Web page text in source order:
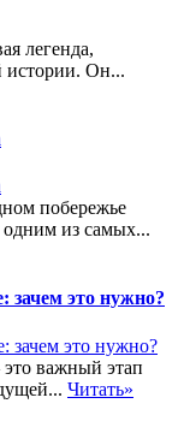
легенда,
истории. Он...
побережье
из самых...
зачем это нужно?
важный этап
Читать»